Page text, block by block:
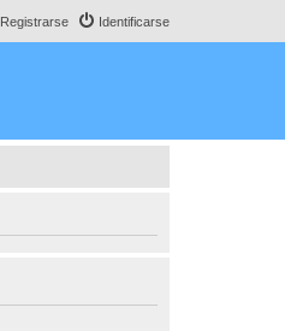
Identificarse
Registrarse